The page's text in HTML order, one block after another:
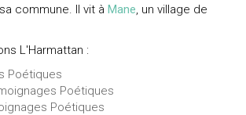
commune. Il vit à Mane, un village de
L'Harmattan :
Poétiques
Poétiques
Poétiques